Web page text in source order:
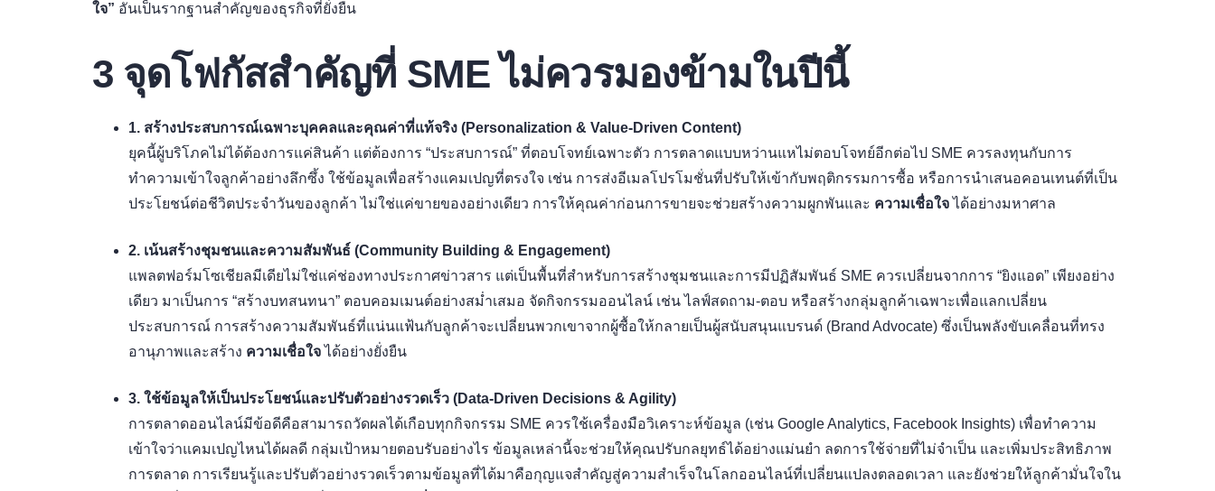
ใจ” อันเป็นรากฐานสำคัญของธุรกิจที่ยั่งยืน
3 จุดโฟกัสสำคัญที่ SME ไม่ควรมองข้ามในปีนี้
1. สร้างประสบการณ์เฉพาะบุคคลและคุณค่าที่แท้จริง (Personalization & Value-Driven Content)
ยุคนี้ผู้บริโภคไม่ได้ต้องการแค่สินค้า แต่ต้องการ “ประสบการณ์” ที่ตอบโจทย์เฉพาะตัว การตลาดแบบหว่านแหไม่ตอบโจทย์อีกต่อไป SME ควรลงทุนกับการ
ทำความเข้าใจลูกค้าอย่างลึกซึ้ง ใช้ข้อมูลเพื่อสร้างแคมเปญที่ตรงใจ เช่น การส่งอีเมลโปรโมชั่นที่ปรับให้เข้ากับพฤติกรรมการซื้อ หรือการนำเสนอคอนเทนต์ที่เป็น
ประโยชน์ต่อชีวิตประจำวันของลูกค้า ไม่ใช่แค่ขายของอย่างเดียว การให้คุณค่าก่อนการขายจะช่วยสร้างความผูกพันและ ความเชื่อใจได้อย่างมหาศาล
2. เน้นสร้างชุมชนและความสัมพันธ์ (Community Building & Engagement)
แพลตฟอร์มโซเชียลมีเดียไม่ใช่แค่ช่องทางประกาศข่าวสาร แต่เป็นพื้นที่สำหรับการสร้างชุมชนและการมีปฏิสัมพันธ์ SME ควรเปลี่ยนจากการ “ยิงแอด” เพียงอย่าง
เดียว มาเป็นการ “สร้างบทสนทนา” ตอบคอมเมนต์อย่างสม่ำเสมอ จัดกิจกรรมออนไลน์ เช่น ไลฟ์สดถาม-ตอบ หรือสร้างกลุ่มลูกค้าเฉพาะเพื่อแลกเปลี่ยน
ประสบการณ์ การสร้างความสัมพันธ์ที่แน่นแฟ้นกับลูกค้าจะเปลี่ยนพวกเขาจากผู้ซื้อให้กลายเป็นผู้สนับสนุนแบรนด์ (Brand Advocate) ซึ่งเป็นพลังขับเคลื่อนที่ทรง
อานุภาพและสร้าง ความเชื่อใจได้อย่างยั่งยืน
3. ใช้ข้อมูลให้เป็นประโยชน์และปรับตัวอย่างรวดเร็ว (Data-Driven Decisions & Agility)
การตลาดออนไลน์มีข้อดีคือสามารถวัดผลได้เกือบทุกกิจกรรม SME ควรใช้เครื่องมือวิเคราะห์ข้อมูล (เช่น Google Analytics, Facebook Insights) เพื่อทำความ
เข้าใจว่าแคมเปญไหนได้ผลดี กลุ่มเป้าหมายตอบรับอย่างไร ข้อมูลเหล่านี้จะช่วยให้คุณปรับกลยุทธ์ได้อย่างแม่นยำ ลดการใช้จ่ายที่ไม่จำเป็น และเพิ่มประสิทธิภาพ
การตลาด การเรียนรู้และปรับตัวอย่างรวดเร็วตามข้อมูลที่ได้มาคือกุญแจสำคัญสู่ความสำเร็จในโลกออนไลน์ที่เปลี่ยนแปลงตลอดเวลา และยังช่วยให้ลูกค้ามั่นใจใน